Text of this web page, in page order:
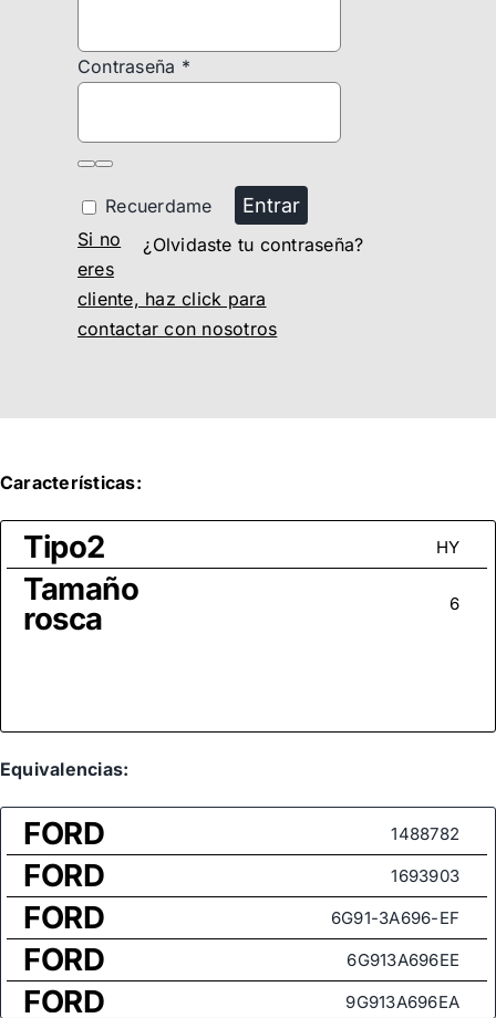
Contraseña *
Recuerdame Entrar
¿Olvidaste tu contraseña?
Si no
eres
cliente, haz click para
contactar con nosotros
Características:
Tipo2 HY
Tamaño
rosca 6
Equivalencias:
FORD 1488782
FORD 1693903
FORD 6G91-3A696-EF
FORD 6G913A696EE
FORD 9G913A696EA